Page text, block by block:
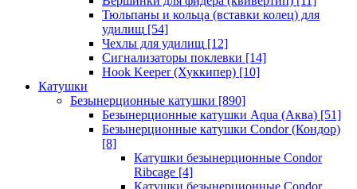
Тюльпаны и кольца (вставки колец) для
удилищ [54]
Чехлы для удилищ [12]
Сигнализаторы поклевки [14]
Hook Keeper (Хуккипер) [10]
Катушки
Безынерционные катушки [890]
Безынерционные катушки Aqua (Аква) [51]
Безынерционные катушки Condor (Кондор)
[8]
Катушки безынерционные Condor
Ribcage [4]